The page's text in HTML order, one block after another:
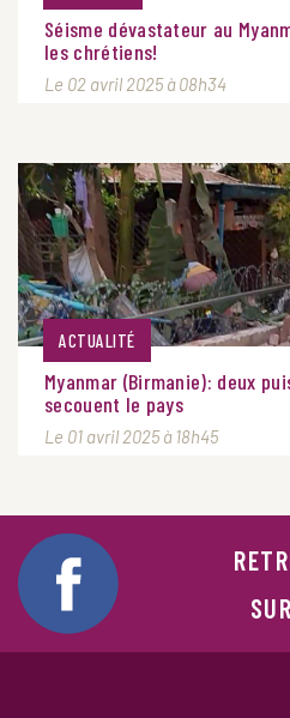
Séisme dévastateur au
les chrétiens!
Le 02 avril 2025 à 08h34
ACTUALITÉ
Myanmar (Birmanie): deux
secouent le pays
Le 01 avril 2025 à 18h45